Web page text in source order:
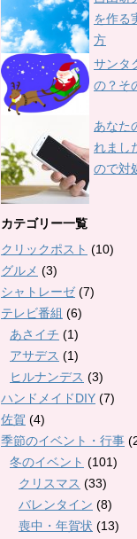
を作る
方
サンタ
の？そ
あなた
れまし
ので対
カテゴリー一覧
クリックポスト (10)
グルメ (3)
シャトレーゼ(7)
テレビ番組 (6)
あさイチ (1)
アサデス (1)
ヒルナンデス (3)
ハンドメイドDIY (7)
佐賀 (4)
季節のイベント・行事
冬のイベント (101)
クリスマス (33)
バレンタイン (8)
喪中・年賀状 (13)